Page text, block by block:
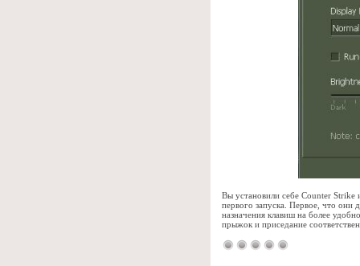
Вы установили себе Counter Strike
первого запуска. Первое, что они
назначения клавиш на более
прыжок и приседание